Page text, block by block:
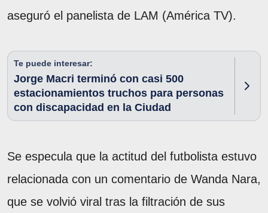
aseguró el panelista de LAM (América TV).
Te puede interesar:
Jorge Macri terminó con casi 500
estacionamientos truchos para personas
con discapacidad en la Ciudad
Se especula que la actitud del futbolista estuvo
relacionada con un comentario de Wanda Nara,
que se volvió viral tras la filtración de sus